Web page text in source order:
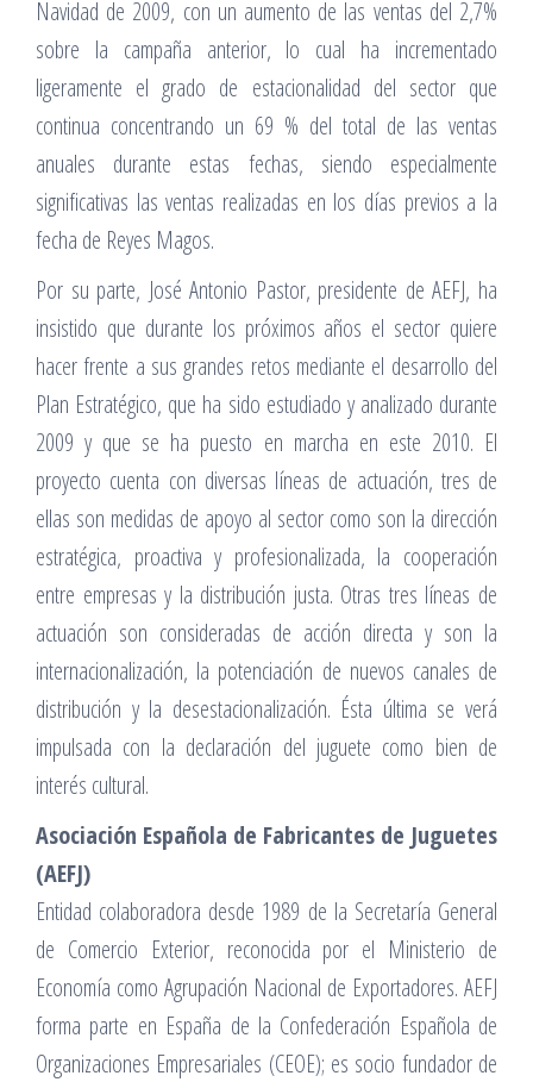
Navidad de 2009, con un aumento de las ventas del 2,7%
sobre la campaña anterior, lo cual ha incrementado
ligeramente el grado de estacionalidad del sector que
continua concentrando un 69 % del total de las ventas
anuales durante estas fechas, siendo especialmente
significativas las ventas realizadas en los días previos a la
fecha de Reyes Magos.
Por su parte, José Antonio Pastor, presidente de AEFJ, ha
insistido que durante los próximos años el sector quiere
hacer frente a sus grandes retos mediante el desarrollo del
Plan Estratégico, que ha sido estudiado y analizado durante
2009 y que se ha puesto en marcha en este 2010. El
proyecto cuenta con diversas líneas de actuación, tres de
ellas son medidas de apoyo al sector como son la dirección
estratégica, proactiva y profesionalizada, la cooperación
entre empresas y la distribución justa. Otras tres líneas de
actuación son consideradas de acción directa y son la
internacionalización, la potenciación de nuevos canales de
distribución y la desestacionalización. Ésta última se verá
impulsada con la declaración del juguete como bien de
interés cultural.
Asociación Española de Fabricantes de Juguetes
(AEFJ)
Entidad colaboradora desde 1989 de la Secretaría General
de Comercio Exterior, reconocida por el Ministerio de
Economía como Agrupación Nacional de Exportadores. AEFJ
forma parte en España de la Confederación Española de
Organizaciones Empresariales (CEOE); es socio fundador de